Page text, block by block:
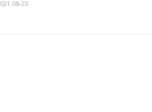
08-20